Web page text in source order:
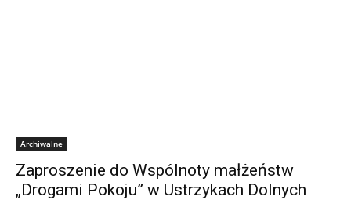
Archiwalne
Zaproszenie do Wspólnoty małżeństw
„Drogami Pokoju” w Ustrzykach Dolnych